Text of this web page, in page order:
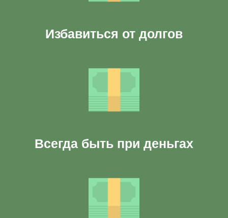
Избавиться от долгов
Всегда быть при деньгах